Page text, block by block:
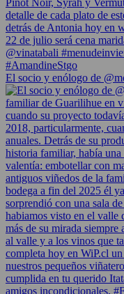
El socio y enólogo de